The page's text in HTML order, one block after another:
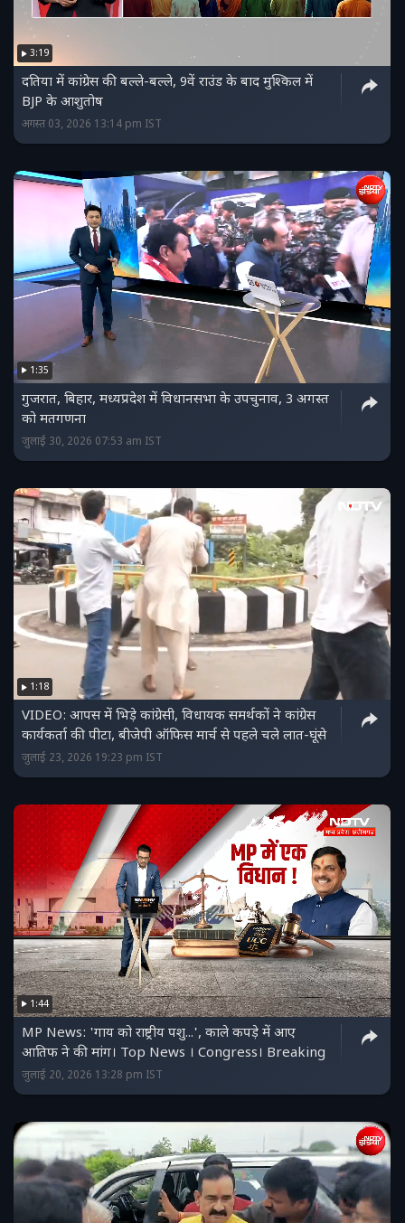
3:19
दतिया में कांग्रेस की बल्‍ले-बल्‍ले, 9वें राउंड के बाद मुश्किल में
BJP के आशुतोष
अगस्त 03, 2026 13:14 pm IST
1:35
गुजरात, बिहार, मध्यप्रदेश में विधानसभा के उपचुनाव, 3 अगस्त
को मतगणना
जुलाई 30, 2026 07:53 am IST
1:18
VIDEO: आपस में भिड़े कांग्रेसी, विधायक समर्थकों ने कांग्रेस
कार्यकर्ता की पीटा, बीजेपी ऑफिस मार्च से पहले चले लात-घूंसे
जुलाई 23, 2026 19:23 pm IST
1:44
MP News: 'गाय को राष्ट्रीय पशु...', काले कपड़े में आए
आतिफ ने की मांग। Top News । Congress। Breaking
जुलाई 20, 2026 13:28 pm IST